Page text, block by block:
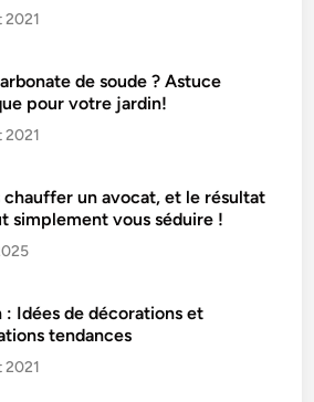
2021
de soude ? Astuce
pour votre jardin!
2021
chauffer un avocat, et le résultat
simplement vous séduire !
: Idées de décorations et
tendances
2021